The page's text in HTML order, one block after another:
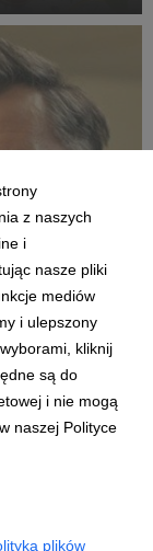
drogie.
z
wnętrz. Do
reklamie
z naszych
i
nasze pliki
mediów
i ulepszony
kliknij
są do
i nie mogą
naszej Polityce
plików